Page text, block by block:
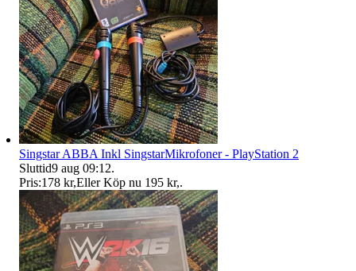
Singstar ABBA Inkl SingstarMikrofoner - PlayStation 2
Sluttid9 aug 09:12.
Pris:178 kr,Eller Köp nu 195 kr,.